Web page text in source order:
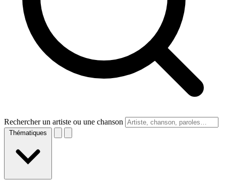
Rechercher un artiste ou une chanson
Thématiques